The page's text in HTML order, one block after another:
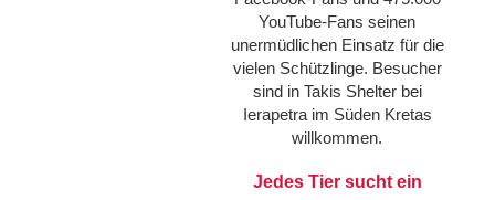
YouTube-Fans seinen
unermüdlichen Einsatz für die
vielen Schützlinge. Besucher
sind in Takis Shelter bei
Ierapetra im Süden Kretas
willkommen.
Jedes Tier sucht ein